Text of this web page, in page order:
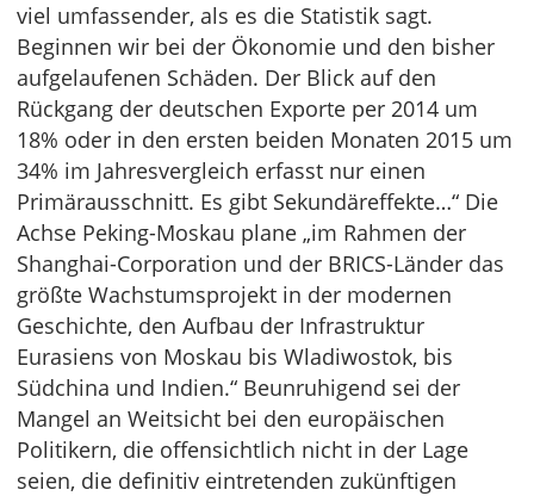
viel umfassender, als es die Statistik sagt.
Beginnen wir bei der Ökonomie und den bisher
aufgelaufenen Schäden. Der Blick auf den
Rückgang der deutschen Exporte per 2014 um
18% oder in den ersten beiden Monaten 2015 um
34% im Jahresvergleich erfasst nur einen
Primärausschnitt. Es gibt Sekundäreffekte…“ Die
Achse Peking-Moskau plane „im Rahmen der
Shanghai-Corporation und der BRICS-Länder das
größte Wachstumsprojekt in der modernen
Geschichte, den Aufbau der Infrastruktur
Eurasiens von Moskau bis Wladiwostok, bis
Südchina und Indien.“ Beunruhigend sei der
Mangel an Weitsicht bei den europäischen
Politikern, die offensichtlich nicht in der Lage
seien, die definitiv eintretenden zukünftigen